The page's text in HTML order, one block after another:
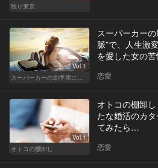
独り東京
Vol.1
スーパーカー
脈”で、人生激
を愛した女の苦
恋愛
Vol.1
オトコの棚卸し
オトコの棚卸
たな婚活のカ
てみたら…
恋愛